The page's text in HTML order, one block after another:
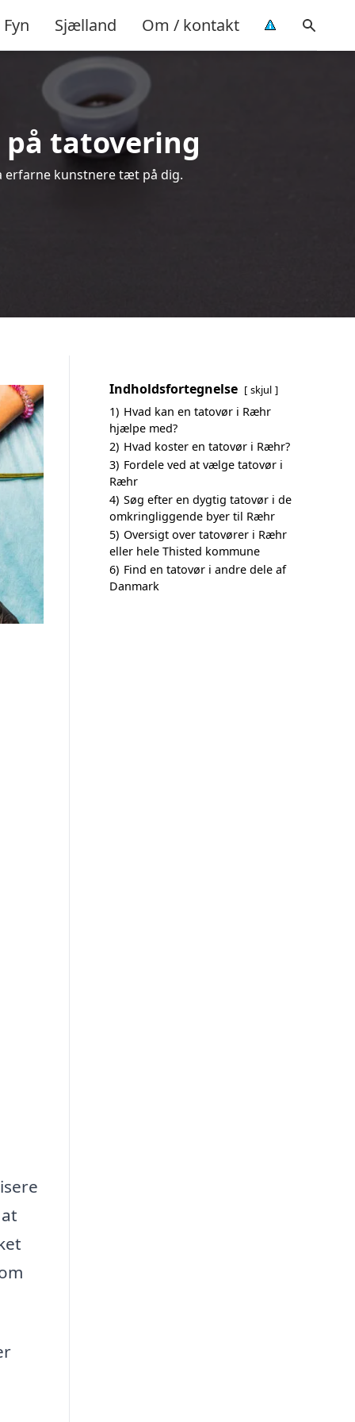
Fyn Sjælland Om / kontakt
tatovering
erfarne kunstnere tæt på dig.
Indholdsfortegnelse skjul
1) Hvad kan en tatovør i Ræhr
hjælpe med?
2) Hvad koster en tatovør i Ræhr?
3) Fordele ved at vælge tatovør i
Ræhr
4) Søg efter en dygtig tatovør i de
omkringliggende byer til Ræhr
5) Oversigt over tatovører i Ræhr
eller hele Thisted kommune
6) Find en tatovør i andre dele af
Danmark